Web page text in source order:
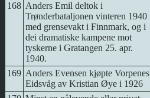
168 Anders Emil deltok i
Trønderbataljonen vinteren 1940
med grensevakt i Finnmark, og i
dei dramatiske kampene mot
tyskerne i Gratangen 25. apr.
1940.
169 Anders Evensen kjøpte Vorpenes
Eidsvåg av Kristian Øye i 1926